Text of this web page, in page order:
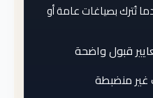
تُترك بصياغات عامة أو
قبول واضحة
منضبطة